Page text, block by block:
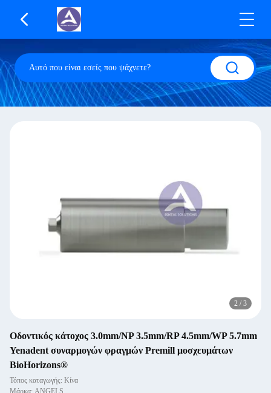
2 / 3
Οδοντικός κάτοχος 3.0mm/NP 3.5mm/RP 4.5mm/WP 5.7mm
Yenadent συναρμογών φραγμών Premill μοσχευμάτων
BioHorizons®
Τόπος καταγωγής: Κίνα
Μάρκα: ANGELS